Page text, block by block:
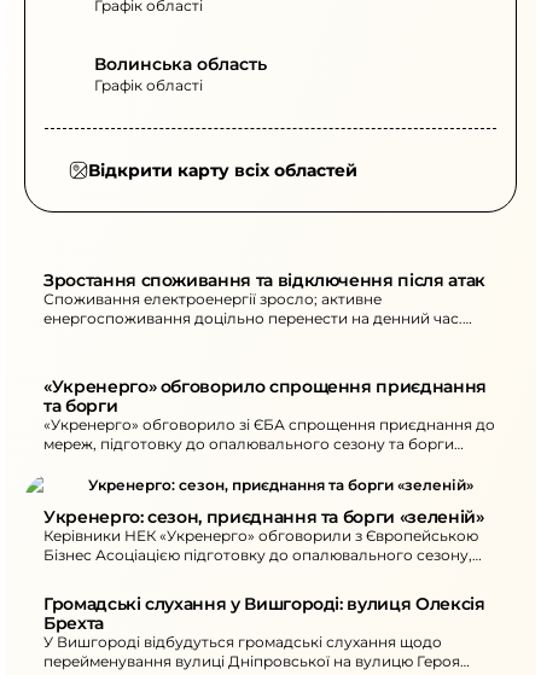
Графік області
Волинська область
Графік області
Відкрити карту всіх областей
Зростання споживання та відключення після атак
Споживання електроенергії зросло; активне
енергоспоживання доцільно перенести на денний час.
«Укренерго» обговорило спрощення приєднання
та борги
«Укренерго» обговорило зі ЄБА спрощення приєднання до
мереж, підготовку до опалювального сезону та борги
Укренерго: сезон, приєднання та борги «зеленій»
Керівники НЕК «Укренерго» обговорили з Європейською
Бізнес Асоціацією підготовку до опалювального сезону,
генерації.
Громадські слухання у Вишгороді: вулиця Олексія
Брехта
У Вишгороді відбудуться громадські слухання щодо
перейменування вулиці Дніпровської на вулицю Героя